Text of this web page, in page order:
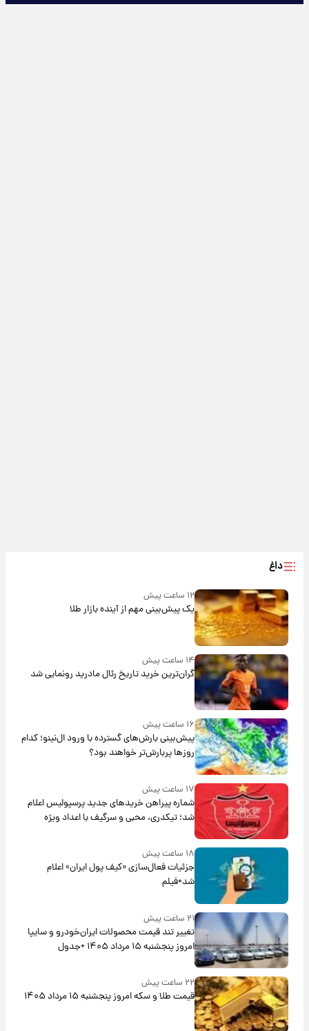
داغ
۱۲ ساعت پیش
یک پیش‌بینی مهم از آینده بازار طلا
۱۴ ساعت پیش
گران‌ترین خرید تاریخ رئال مادرید رونمایی شد
۱۶ ساعت پیش
پیش‌بینی بارش‌های گسترده با ورود ال‌نینو؛ کدام
روزها پربارش‌تر خواهند بود؟
۱۷ ساعت پیش
شماره پیراهن خریدهای جدید پرسپولیس اعلام
شد؛ تیکدری، محبی و سرگیف با اعداد ویژه
۱۸ ساعت پیش
جزئیات فعال‌سازی «کیف پول ایران» اعلام
شد+فیلم
۲۱ ساعت پیش
تغییر تند قیمت محصولات ایران‌خودرو و سایپا
امروز پنجشنبه ۱۵ مرداد ۱۴۰۵ +جدول
۲۲ ساعت پیش
قیمت طلا و سکه امروز پنجشنبه ۱۵ مرداد ۱۴۰۵